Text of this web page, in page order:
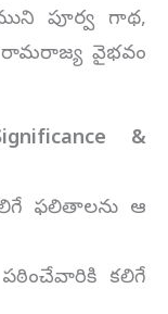
పూర్వ గాథ,
వైభవం
&
ఫలితాలను ఆ
కలిగే